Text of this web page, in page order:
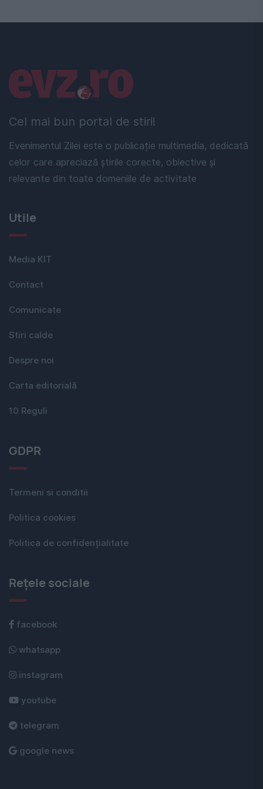
Cel mai bun portal de stiri!
Evenimentul Zilei este o publicație multimedia, dedicată
celor care apreciază știrile corecte, obiective și
relevante din toate domeniile de activitate
Linkuri utile
Utile
Media KIT
Contact
Comunicate
Stiri calde
Despre noi
Carta editorială
10 Reguli
GDPR
Termeni si conditii
Politica cookies
Politica de confidențialitate
Rețele sociale
facebook
whatsapp
instagram
youtube
telegram
google news